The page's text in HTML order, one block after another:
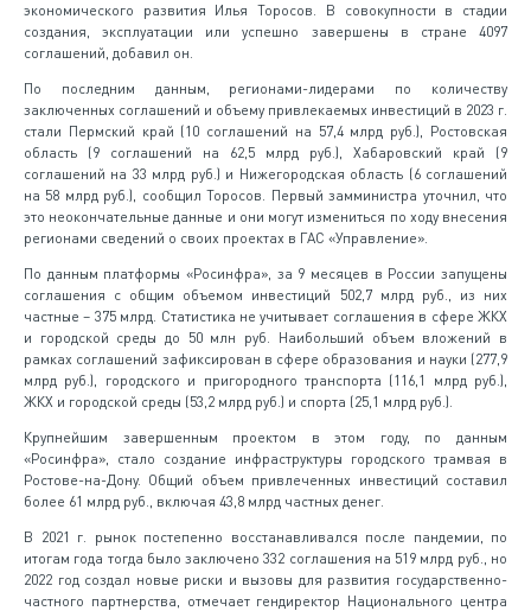
экономического развития Илья Торосов. В совокупности в стадии
создания, эксплуатации или успешно завершены в стране 4097
соглашений, добавил он.
По последним данным, регионами-лидерами по количеству
заключенных соглашений и объему привлекаемых инвестиций в 2023 г.
стали Пермский край (10 соглашений на 57,4 млрд руб.), Ростовская
область (9 соглашений на 62,5 млрд руб.), Хабаровский край (9
соглашений на 33 млрд руб.) и Нижегородская область (6 соглашений
на 58 млрд руб.), сообщил Торосов. Первый замминистра уточнил, что
это неокончательные данные и они могут измениться по ходу внесения
регионами сведений о своих проектах в ГАС «Управление».
По данным платформы «Росинфра», за 9 месяцев в России запущены
соглашения с общим объемом инвестиций 502,7 млрд руб., из них
частные – 375 млрд. Статистика не учитывает соглашения в сфере ЖКХ
и городской среды до 50 млн руб. Наибольший объем вложений в
рамках соглашений зафиксирован в сфере образования и науки (277,9
млрд руб.), городского и пригородного транспорта (116,1 млрд руб.),
ЖКХ и городской среды (53,2 млрд руб.) и спорта (25,1 млрд руб.).
Крупнейшим завершенным проектом в этом году, по данным
«Росинфра», стало создание инфраструктуры городского трамвая в
Ростове-на-Дону. Общий объем привлеченных инвестиций составил
более 61 млрд руб., включая 43,8 млрд частных денег.
В 2021 г. рынок постепенно восстанавливался после пандемии, по
итогам года тогда было заключено 332 соглашения на 519 млрд руб., но
2022 год создал новые риски и вызовы для развития государственно-
частного партнерства, отмечает гендиректор Национального центра